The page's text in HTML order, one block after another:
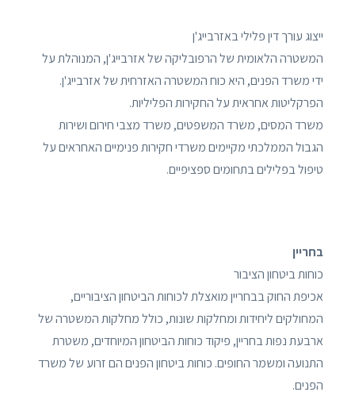
ייצוג עורך דין פלילי באזרבייג'ן
המשטרה הלאומית של הרפובליקה של אזרבייג'ן, המנוהלת על
ידי משרד הפנים, היא כוח המשטרה האזרחית של אזרבייג'ן.
הפרקליטות אחראית על החקירות הפליליות.
משרד המסים, משרד המשפטים, משרד מצבי חירום ושירות
הגבול הממלכתי מקיימים משרדי חקירות פנימיים האחראים על
טיפול בפלילים בתחומים ספציפיים.
בחריין
כוחות ביטחון הציבור
אכיפת החוק בבחריין מואצלת לכוחות הביטחון הציבוריים,
המחולקים ליחידות ומחלקות שונות, כולל מחלקות המשטרה של
ארבעת נפות בחריין, פיקוד כוחות הביטחון המיוחדים, משטרת
התנועה ומשמר החופים. כוחות ביטחון הפנים הם זרוע של משרד
הפנים.